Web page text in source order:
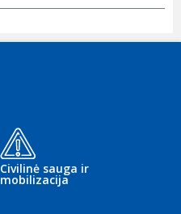
Civilinė sauga ir
mobilizacija